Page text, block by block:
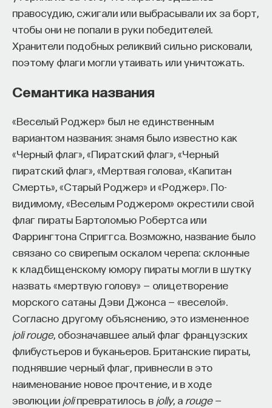
правосудию, сжигали или выбрасывали их за борт,
чтобы они не попали в руки победителей.
Хранители подобных реликвий сильно рисковали,
поэтому флаги могли утаивать или уничтожать.
Семантика названия
«Веселый Роджер» был не единственным
вариантом названия: знамя было известно как
«Черный флаг», «Пиратский флаг», «Черный
пиратский флаг», «Мертвая голова», «Капитан
Смерть», «Старый Роджер» и «Роджер». По-
видимому, «Веселым Роджером» окрестили свой
флаг пираты Бартоломью Робертса или
Фаррингтона Сприггса. Возможно, название было
связано со свирепым оскалом черепа: склонные
к кладбищенскому юмору пираты могли в шутку
назвать «мертвую голову» — олицетворение
морского сатаны Дэви Джонса — «веселой».
Согласно другому объяснению, это измененное
joli rouge, обозначавшее алый флаг французских
флибустьеров и буканьеров. Британские пираты,
поднявшие черный флаг, привнесли в это
наименование новое прочтение, и в ходе
эволюции joliпревратилось в jolly, а rouge—
ПОДДЕРЖАТЬ ПОСТНАУКУ